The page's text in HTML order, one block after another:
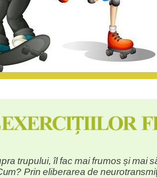
trupului, îl fac mai frumos șimai
Prin eliberarea de